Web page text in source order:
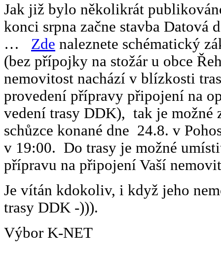
Jak již bylo několikrát
konci srpna začne stavba Datová
… Zde naleznete schématický
(bez přípojky na stožár u obce
nemovitost nachází v blízkosti
provedení přípravy připojení na
vedení trasy DDK), tak je možné
schůzce konané dne 24.8. v
v 19:00. Do trasy je možné
přípravu na připojení Vaší
Je vítán kdokoliv, i když jeho
trasy DDK -))).
Výbor K-NET